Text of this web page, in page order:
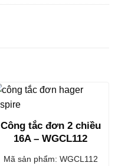
Công tắc đơn 2 chiều
16A – WGCL112
Mã sản phẩm: WGCL112